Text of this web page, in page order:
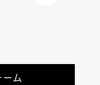
ム